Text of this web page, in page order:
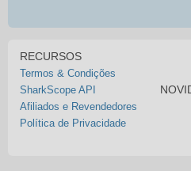
RECURSOS
Termos & Condições
SharkScope API
Afiliados e Revendedores
Política de Privacidade